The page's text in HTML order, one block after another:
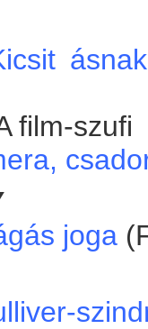
film-szufi
joga